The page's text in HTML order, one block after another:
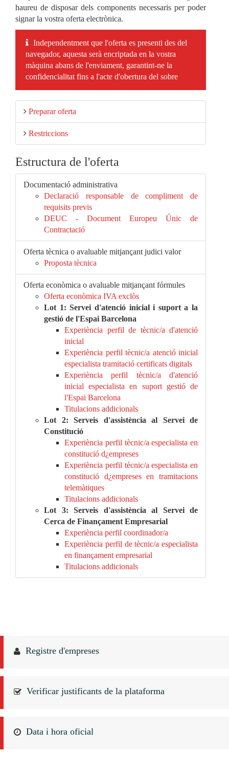
haureu de disposar dels components necessaris per poder
signar la vostra oferta electrònica.
Independentment que l'oferta es presenti des del
navegador, aquesta serà encriptada en la vostra
màquina abans de l'enviament, garantint-ne la
confidencialitat fins a l'acte d'obertura del sobre
Preparar oferta
Restriccions
Estructura de l'oferta
Documentació administrativa
Declaració responsable de compliment de
requisits previs
DEUC - Document Europeu Únic de
Contractació
Oferta tècnica o avaluable mitjançant judici valor
Proposta tècnica
Oferta econòmica o avaluable mitjançant fórmules
Oferta econòmica IVA exclòs
Lot 1: Servei d'atenció inicial i suport a la
gestió de l'Espai Barcelona
Experiència perfil de tècnic/a d'atenció
inicial
Experiència perfil tècnic/a atenció inicial
especialista tramitació certificats digitals
Experiència perfil tècnic/a d'atenció
inicial especialista en suport gestió de
l'Espai Barcelona
Titulacions addicionals
Lot 2: Serveis d'assistència al Servei de
Constitució
Experiència perfil tècnic/a especialista en
constitució d¿empreses
Experiència perfil tècnic/a especialista en
constitució d¿empreses en tramitacions
telemàtiques
Titulacions addicionals
Lot 3: Serveis d'assistència al Servei de
Cerca de Finançament Empresarial
Experiència perfil coordinador/a
Experiència perfil de tècnic/a especialista
en finançament empresarial
Titulacions addicionals
Registre d'empreses
Verificar justificants de la plataforma
Data i hora oficial